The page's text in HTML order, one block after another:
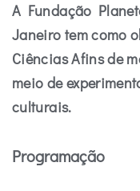
A Fundação
Janeiro tem como
Ciências Afins de
meio de
culturais.
Programação